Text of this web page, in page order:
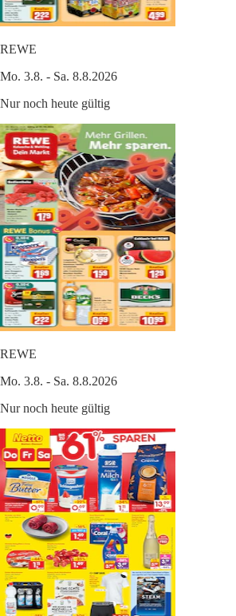
REWE
Mo. 3.8. - Sa. 8.8.2026
Nur noch heute gültig
REWE
Mo. 3.8. - Sa. 8.8.2026
Nur noch heute gültig